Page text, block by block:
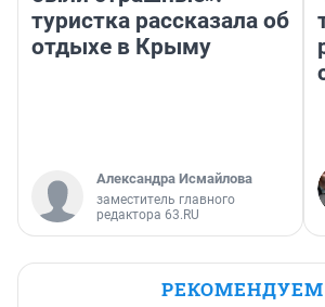
туристка рассказала об
отдыхе в Крыму
Александра Исмайлова
заместитель главного
редактора 63.RU
РЕКОМЕНДУЕМ